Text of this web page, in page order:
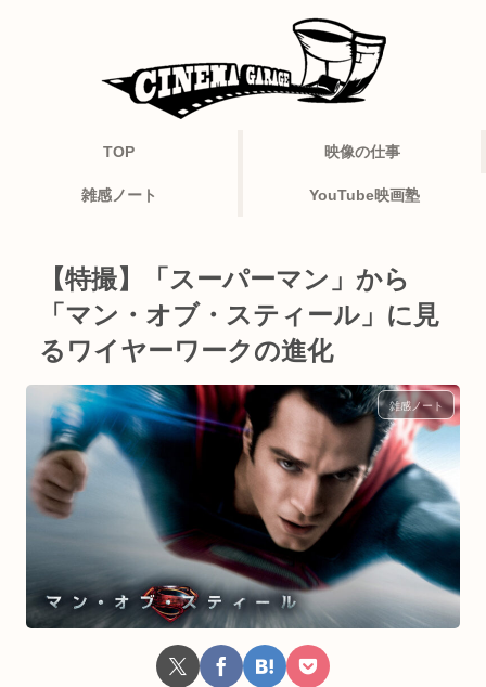
TOP 映像の仕事
雑感ノート YouTube映画塾
【特撮】「スーパーマン」から
「マン・オブ・スティール」に見
るワイヤーワークの進化
雑感ノート